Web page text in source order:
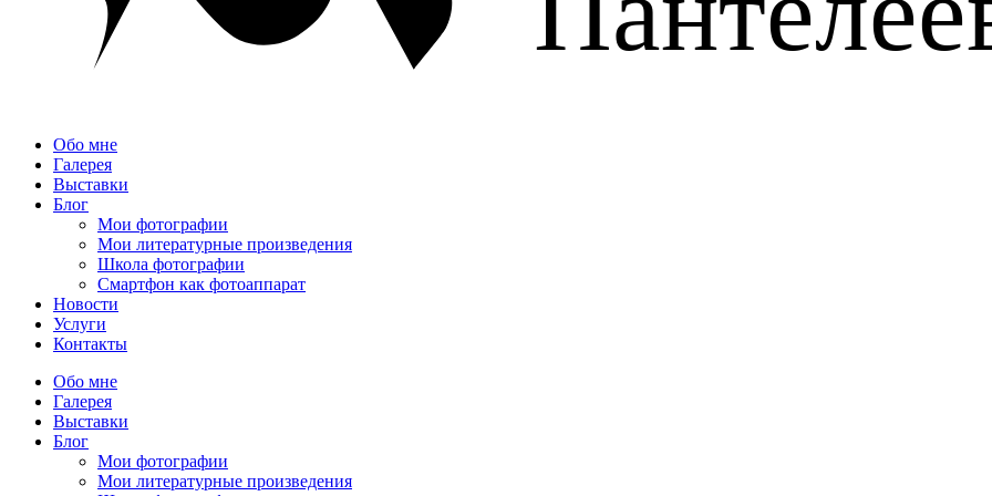
Обо мне
Галерея
Выставки
Блог
Мои фотографии
Мои литературные произведения
Школа фотографии
Смартфон как фотоаппарат
Новости
Услуги
Контакты
Обо мне
Галерея
Выставки
Блог
Мои фотографии
Мои литературные произведения